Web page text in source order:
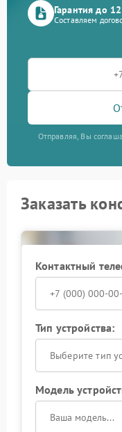
Гарантия до
Составляем
Отправляя, Вы
Заказать
Контактный
Тип устройства:
Выберите тип
Модель